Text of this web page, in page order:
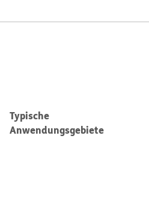
Typische
Anwendungsgebiete